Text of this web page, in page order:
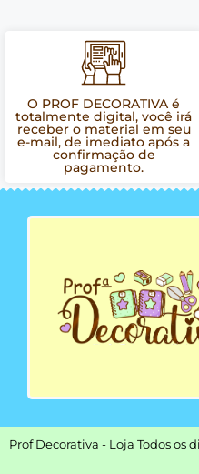
O PROF DECORATIVA é
totalmente digital, você irá
receber o material em seu
e-mail, de imediato após a
confirmação de
pagamento.
Prof Decorativa - Loja Todos os